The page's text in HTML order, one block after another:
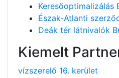
Keresőoptimalizálás
Észak-Atlanti
Deák tér látnivalók
Kiemelt
vízszerelő 16. kerület